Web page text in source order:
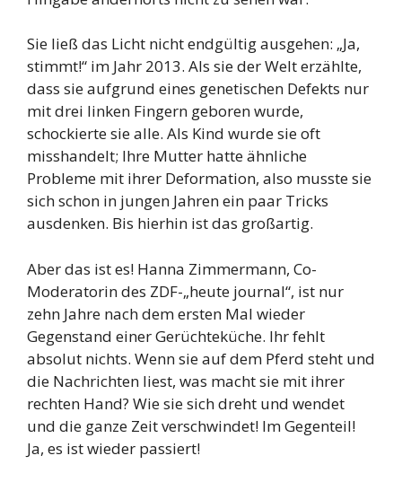
Sie ließ das Licht nicht endgültig ausgehen: „Ja,
stimmt!“ im Jahr 2013. Als sie der Welt erzählte,
dass sie aufgrund eines genetischen Defekts nur
mit drei linken Fingern geboren wurde,
schockierte sie alle. Als Kind wurde sie oft
misshandelt; Ihre Mutter hatte ähnliche
Probleme mit ihrer Deformation, also musste sie
sich schon in jungen Jahren ein paar Tricks
ausdenken. Bis hierhin ist das großartig.
Aber das ist es! Hanna Zimmermann, Co-
Moderatorin des ZDF-„heute journal“, ist nur
zehn Jahre nach dem ersten Mal wieder
Gegenstand einer Gerüchteküche. Ihr fehlt
absolut nichts. Wenn sie auf dem Pferd steht und
die Nachrichten liest, was macht sie mit ihrer
rechten Hand? Wie sie sich dreht und wendet
und die ganze Zeit verschwindet! Im Gegenteil!
Ja, es ist wieder passiert!